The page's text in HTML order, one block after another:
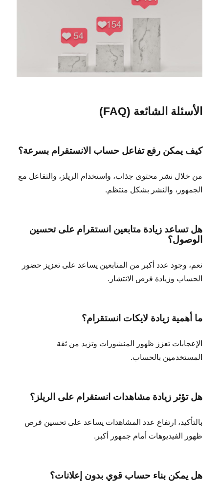
الأسئلة الشائعة (FAQ)
كيف يمكن رفع تفاعل حساب الانستقرام بسرعة؟
من خلال نشر محتوى جذاب، واستخدام الريلز، والتفاعل مع
الجمهور، والنشر بشكل منتظم.
هل تساعد زيادة متابعين انستقرام على تحسين
الوصول؟
نعم، وجود عدد أكبر من المتابعين يساعد على تعزيز حضور
الحساب وزيادة فرص الانتشار.
ما أهمية زيادة لايكات انستقرام؟
الإعجابات تعزز ظهور المنشورات وتزيد من ثقة
المستخدمين بالحساب.
هل تؤثر زيادة مشاهدات انستقرام على الريلز؟
بالتأكيد، ارتفاع عدد المشاهدات يساعد على تحسين فرص
ظهور الفيديوهات أمام جمهور أكبر.
هل يمكن بناء حساب قوي بدون إعلانات؟